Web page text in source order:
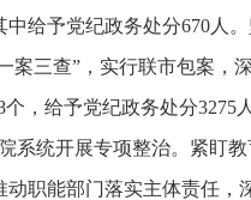
给予党纪政务处分670人
案三查”，实行联市包案，
，给予党纪政务处分3275
统开展专项整治。紧盯教
职能部门落实主体责任，